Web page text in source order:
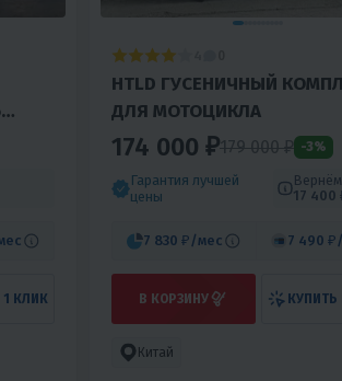
1 КЛИК
HTLD ГУСЕНИЧНЫЙ
ДЛЯ МОТОЦИКЛА
174 000 ₽179 000 ₽ -3%
Гарантия лучшей
цены
Вернём
17 400
7 830 ₽ /мес 7 490 ₽
В КОРЗИНУ КУПИТЬ
Китай